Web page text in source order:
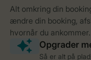
Så er alt på